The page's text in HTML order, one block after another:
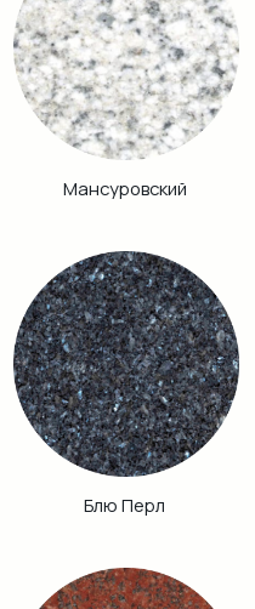
Питкяранта
Балтик Грин